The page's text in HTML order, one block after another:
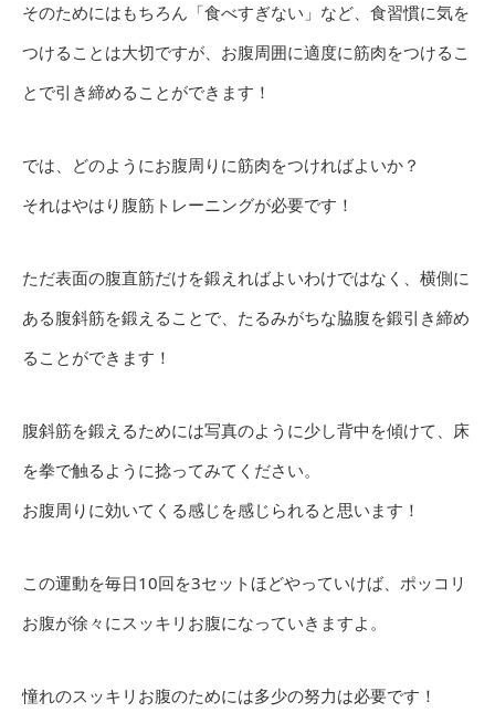
そのためにはもちろん「食べすぎない」など、食習慣に気を
つけることは大切ですが、お腹周囲に適度に筋肉をつけるこ
とで引き締めることができます！
では、どのようにお腹周りに筋肉をつければよいか？
それはやはり腹筋トレーニングが必要です！
ただ表面の腹直筋だけを鍛えればよいわけではなく、横側に
ある腹斜筋を鍛えることで、たるみがちな脇腹を鍛引き締め
ることができます！
腹斜筋を鍛えるためには写真のように少し背中を傾けて、床
を拳で触るように捻ってみてください。
お腹周りに効いてくる感じを感じられると思います！
この運動を毎日10回を3セットほどやっていけば、ポッコリ
お腹が徐々にスッキリお腹になっていきますよ。
憧れのスッキリお腹のためには多少の努力は必要です！